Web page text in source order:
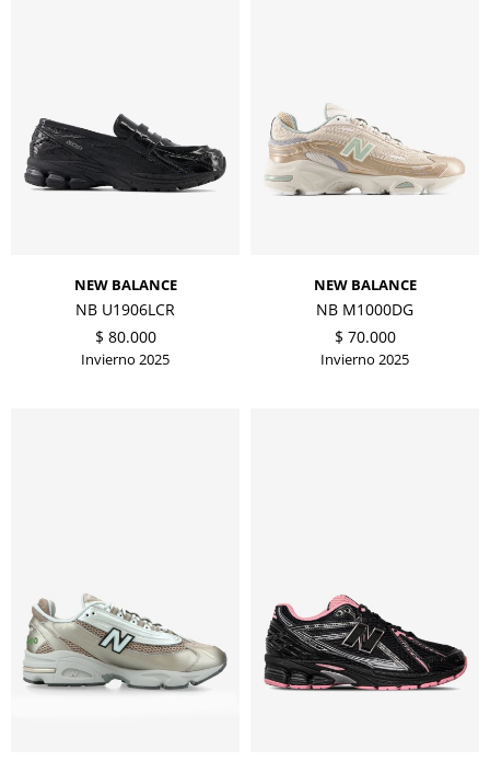
NEW BALANCE
NB U1906LCR
$ 80.000
Invierno 2025
NEW BALANCE
NB M1000DG
$ 70.000
Invierno 2025